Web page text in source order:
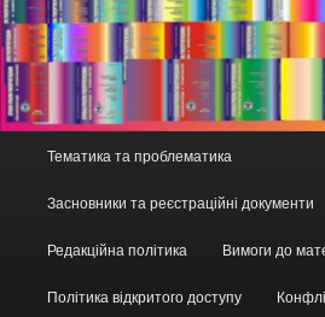
Тематика та проблематика
Засновники та реєстраційні документи
Редакційна політика Вимоги до
Політика відкритого доступу